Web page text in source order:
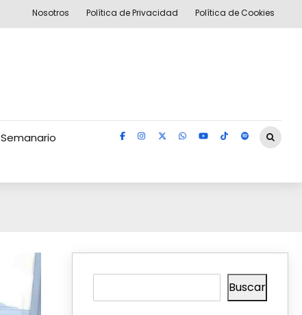
Nosotros Política de Privacidad Política de Cookies
Semanario
Buscar